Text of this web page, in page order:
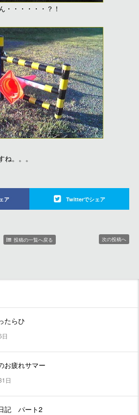
・・・・・・？！
。。。
ア Twitterでシェア
投稿の一覧へ戻る 次の投稿へ
たらひ
お疲れサマー
日
記 パート2